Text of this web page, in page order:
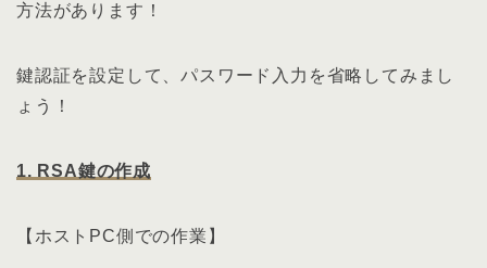
方法があります！
鍵認証を設定して、パスワード入力を省略してみまし
ょう！
1. RSA鍵の作成
【ホストPC側での作業】